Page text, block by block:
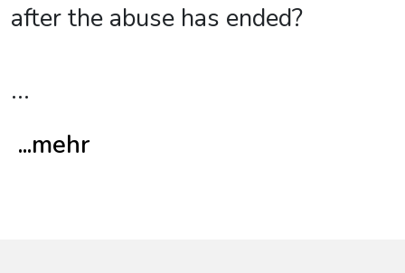
after the abuse has ended?
...
...mehr